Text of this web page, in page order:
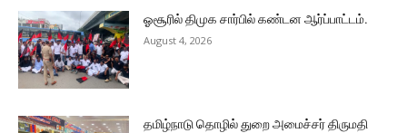
ஓசூரில் திமுக சார்பில் கண்டன ஆர்ப்பாட்டம்.
August 4, 2026
தமிழ்நாடு தொழில் துறை அமைச்சர் திருமதி